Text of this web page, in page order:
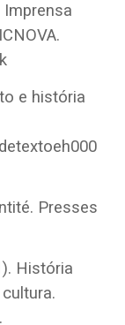
Imprensa
e história
Presses
História